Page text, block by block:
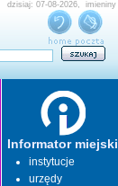
dzisiaj: 07-08-2026, imieniny
Informator miejski
instytucje
urzędy